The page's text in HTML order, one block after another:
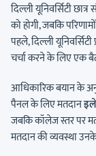
दिल्ली यूनिवर्सिटी
को होगी, जबकि
पहले, दिल्ली
चर्चा करने के लिए एक
आधिकारिक बयान के
पैनल के लिए मतदान
जबकि कॉलेज स्तर पर
मतदान की व्यवस्था उनके